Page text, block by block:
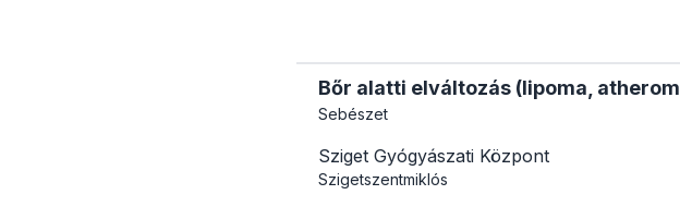
Bőr alatti elváltozás (lipoma,
Sebészet
Sziget Gyógyászati Központ
Szigetszentmiklós